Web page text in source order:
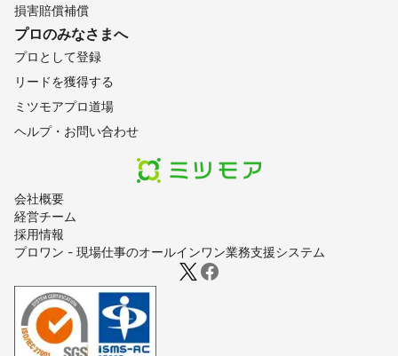
会社概要
経営チーム
採用情報
プロワン - 現場仕事のオールインワン業務支援システム
損害賠償補償
プロのみなさまへ
プロとして登録
リードを獲得する
ミツモアプロ道場
ヘルプ・お問い合わせ